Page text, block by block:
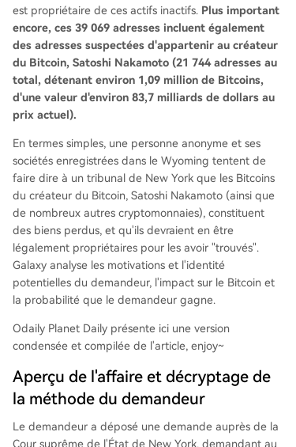
est propriétaire de ces actifs inactifs. Plus important
encore, ces 39 069 adresses incluent également
des adresses suspectées d'appartenir au créateur
du Bitcoin, Satoshi Nakamoto (21 744 adresses au
total, détenant environ 1,09 million de Bitcoins,
d'une valeur d'environ 83,7 milliards de dollars au
prix actuel).
En termes simples, une personne anonyme et ses
sociétés enregistrées dans le Wyoming tentent de
faire dire à un tribunal de New York que les Bitcoins
du créateur du Bitcoin, Satoshi Nakamoto (ainsi que
de nombreux autres cryptomonnaies), constituent
des biens perdus, et qu'ils devraient en être
légalement propriétaires pour les avoir "trouvés".
Galaxy analyse les motivations et l'identité
potentielles du demandeur, l'impact sur le Bitcoin et
la probabilité que le demandeur gagne.
Odaily Planet Daily présente ici une version
condensée et compilée de l'article, enjoy~
Aperçu de l'affaire et décryptage de
la méthode du demandeur
Le demandeur a déposé une demande auprès de la
Cour suprême de l'État de New York, demandant au